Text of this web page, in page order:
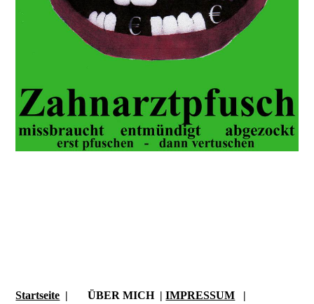
Startseite | ÜBER MICH |IMPRESSUM |